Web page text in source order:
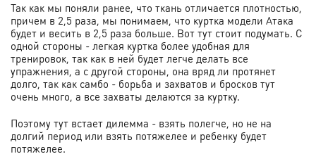
Так как мы поняли ранее, что ткань отличается плотностью,
причем в 2,5 раза, мы понимаем, что куртка модели Атака
будет и весить в 2,5 раза больше. Вот тут стоит подумать. С
одной стороны - легкая куртка более удобная для
тренировок, так как в ней будет легче делать все
упражнения, а с другой стороны, она вряд ли протянет
долго, так как самбо - борьба и захватов и бросков тут
очень много, а все захваты делаются за куртку.
Поэтому тут встает дилемма - взять полегче, но не на
долгий период или взять потяжелее и ребенку будет
потяжелее.